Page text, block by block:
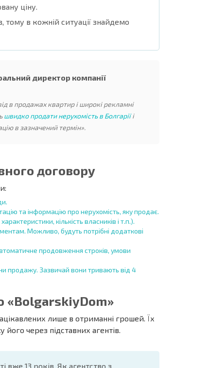
ціну.
тому в кожній ситуації знайдемо
директор компанії
в продажах квартир і широкі рекламні
швидко продати нерухомість в Болгаріїі
в зазначений термін».
договору
та інформацію про нерухомість, яку продає.
кількість власників і т.п.).
Можливо, будуть потрібні додаткові
продовження строків, умови
продажу. Зазвичай вони тривають від 4
«BolgarskiyDom»
лише в отриманні грошей. Їх
через підставних агентів.
вже 13 років. Як агентство з